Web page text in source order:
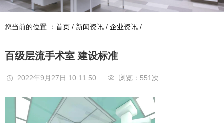
您当前的位置 ： 首页 / 新闻资讯 / 企业资讯 /
百级层流手术室 建设标准
2022年9月27日 10:11:50 浏览：551 次